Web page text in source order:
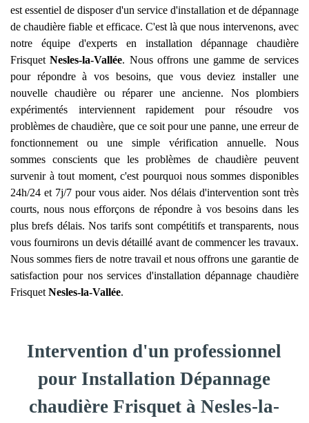
est essentiel de disposer d'un service d'installation et de dépannage
de chaudière fiable et efficace. C'est là que nous intervenons, avec
notre équipe d'experts en installation dépannage chaudière
FrisquetNesles-la-Vallée. Nous offrons une gamme de services
pour répondre à vos besoins, que vous deviez installer une
nouvelle chaudière ou réparer une ancienne. Nos plombiers
expérimentés interviennent rapidement pour résoudre vos
problèmes de chaudière, que ce soit pour une panne, une erreur de
fonctionnement ou une simple vérification annuelle. Nous
sommes conscients que les problèmes de chaudière peuvent
survenir à tout moment, c'est pourquoi nous sommes disponibles
24h/24 et 7j/7 pour vous aider. Nos délais d'intervention sont très
courts, nous nous efforçons de répondre à vos besoins dans les
plus brefs délais. Nos tarifs sont compétitifs et transparents, nous
vous fournirons un devis détaillé avant de commencer les travaux.
Nous sommes fiers de notre travail et nous offrons une garantie de
satisfaction pour nos services d'installation dépannage chaudière
Frisquet Nesles-la-Vallée.
Intervention d'un professionnel
pour Installation Dépannage
chaudière Frisquet à Nesles-la-